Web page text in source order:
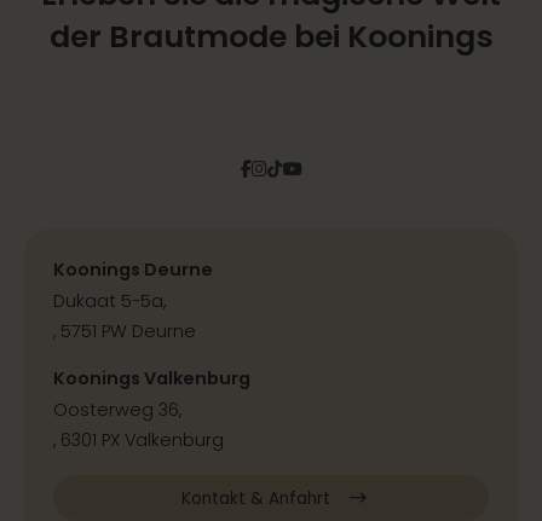
der Brautmode bei Koonings
Facebook
Instagram
TiktokPinterest
YouTube
Koonings Deurne
Dukaat 5-5a,
, 5751 PW Deurne
Koonings Valkenburg
Oosterweg 36,
, 6301 PX Valkenburg
Kontakt & Anfahrt